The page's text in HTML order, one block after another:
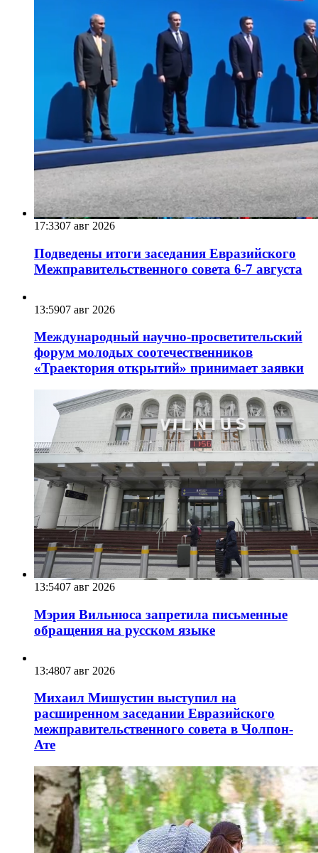
17:3307 авг 2026
Подведены итоги заседания Евразийского
Межправительственного совета 6-7 августа
13:5907 авг 2026
Международный научно-просветительский
форум молодых соотечественников
«Траектория открытий» принимает заявки
13:5407 авг 2026
Мэрия Вильнюса запретила письменные
обращения на русском языке
13:4807 авг 2026
Михаил Мишустин выступил на
расширенном заседании Евразийского
межправительственного совета в Чолпон-
Ате